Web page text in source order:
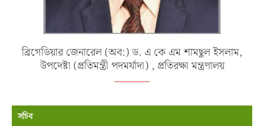
ব্রিগেডিয়ার জেনারেল (অব:) ড. এ কে এম শামছুল ইসলাম,
উপদেষ্টা (প্রতিমন্ত্রী পদমর্যাদা) , প্রতিরক্ষা মন্ত্রণালয়
সচিব